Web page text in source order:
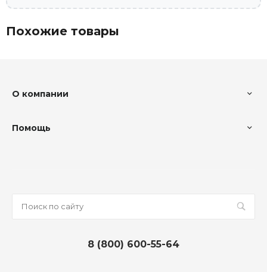
Похожие товары
О компании
Помощь
8 (800) 600-55-64